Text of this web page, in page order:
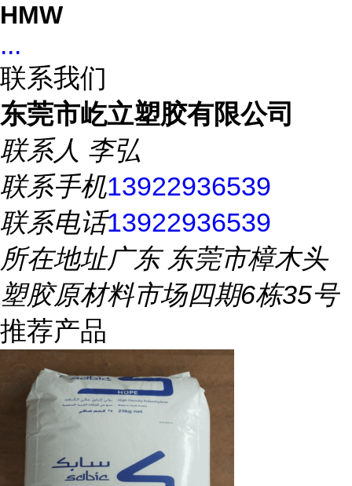
HMW
...
联系我们
东莞市屹立塑胶有限公司
联系人 李弘
联系手机13922936539
联系电话13922936539
所在地址广东 东莞市樟木头
塑胶原材料市场四期6栋35号
推荐产品